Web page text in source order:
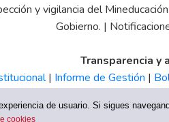
y vigilancia del
Gobierno. |
Transparencia y
| Informe de Gestión |
de usuario. Si sigues
cookies